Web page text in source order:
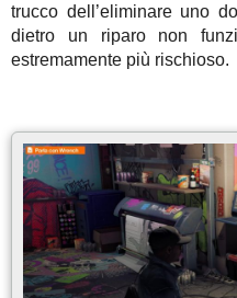
trucco dell’eliminare uno
dietro un riparo non
estremamente più rischioso.